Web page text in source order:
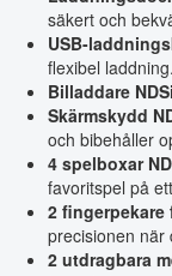
säkert och
USB-
flexibel laddning.
Billaddare
Skärmskydd
och bibehåller
4 spelboxar
favoritspel på
2 fingerpekare
precisionen när
2 utdragbara